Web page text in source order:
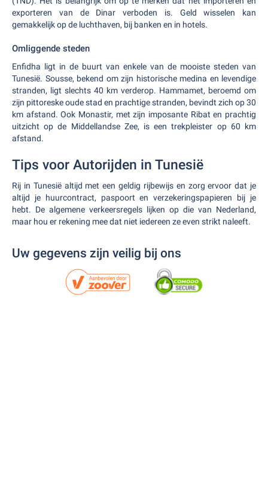
exporteren van de Dinar verboden is. Geld wisselen kan
gemakkelijk op de luchthaven, bij banken en in hotels.
Omliggende steden
Enfidha ligt in de buurt van enkele van de mooiste steden van
Tunesië. Sousse, bekend om zijn historische medina en levendige
stranden, ligt slechts 40 km verderop. Hammamet, beroemd om
zijn pittoreske oude stad en prachtige stranden, bevindt zich op 30
km afstand. Ook Monastir, met zijn imposante Ribat en prachtig
uitzicht op de Middellandse Zee, is een trekpleister op 60 km
afstand.
Tips voor Autorijden in Tunesië
Rij in Tunesië altijd met een geldig rijbewijs en zorg ervoor dat je
altijd je huurcontract, paspoort en verzekeringspapieren bij je
hebt. De algemene verkeersregels lijken op die van Nederland,
maar hou er rekening mee dat niet iedereen ze even strikt naleeft.
Uw gegevens zijn veilig bij ons